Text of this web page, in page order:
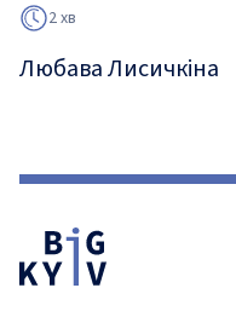
2 хв
Любава Лисичкіна